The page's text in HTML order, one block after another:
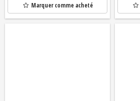
Marquer comme acheté